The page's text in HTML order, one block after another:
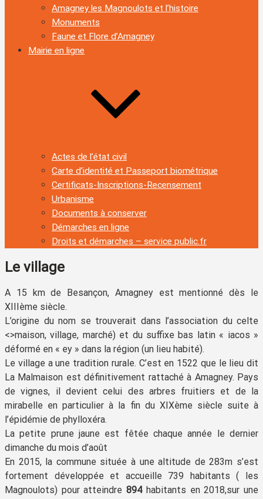
Amagney les Magnoulots et l’histoire
Monuments
Faune et Flore d’Amagney
Mairie en ligne
Actes de l’état civil
Carte d’identité et Passeport biométrique
Certificats-Inscriptions-Recensement
Urbanisme
Documents à conserver
Démarches en ligne
Droits et démarches – service public.fr
Le village
A 15 km de Besançon, Amagney est mentionné dès le
XIIIème siècle.
L’origine du nom se trouverait dans l’association du celte
<>maison, village, marché) et du suffixe bas latin « iacos »
déformé en « ey » dans la région (un lieu habité).
Le village a une tradition rurale. C’est en 1522 que le lieu dit
La Malmaison est définitivement rattaché à Amagney. Pays
de vignes, il devient celui des arbres fruitiers et de la
mirabelle en particulier à la fin du XIXème siècle suite à
l’épidémie de phylloxéra.
La petite prune jaune est fêtée chaque année le dernier
dimanche du mois d’août
En 2015, la commune située à une altitude de 283m s’est
fortement développée et accueille 739 habitants ( les
Magnoulots) pour atteindre 894 habitants en 2018,sur une